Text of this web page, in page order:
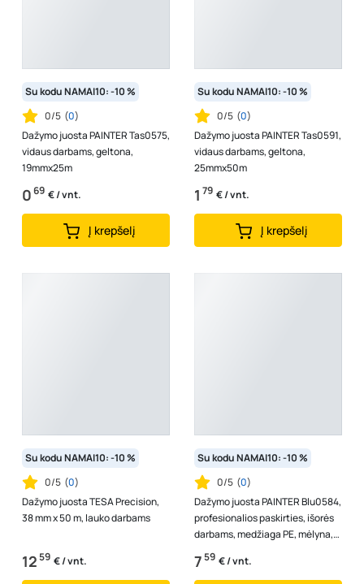
Su kodu NAMAI10: -10 %
0/5 (0)
Dažymo juosta PAINTER Tas0575,
vidaus darbams, geltona,
19mmx25m
069 € / vnt.
Į krepšelį
Su kodu NAMAI10: -10 %
0/5 (0)
Dažymo juosta PAINTER Tas0591,
vidaus darbams, geltona,
25mmx50m
1 79 € / vnt.
Į krepšelį
Su kodu NAMAI10: -10 %
0/5 (0)
Dažymo juosta TESA Precision,
38 mm x 50 m, lauko darbams
1259 € / vnt.
Su kodu NAMAI10: -10 %
0/5 (0)
Dažymo juosta PAINTER Blu0584,
profesionalios paskirties, išorės
darbams, medžiaga PE, mėlyna,
48mmx50m
759 € / vnt.